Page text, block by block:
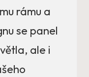
rámu a
se panel
ale i